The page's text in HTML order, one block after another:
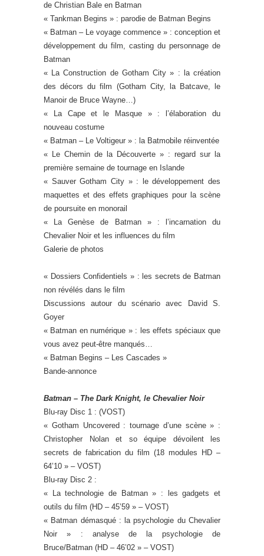
de Christian Bale en Batman
« Tankman Begins » : parodie de Batman Begins
« Batman – Le voyage commence » : conception et
développement du film, casting du personnage de
Batman
« La Construction de Gotham City » : la création
des décors du film (Gotham City, la Batcave, le
Manoir de Bruce Wayne…)
« La Cape et le Masque » : l’élaboration du
nouveau costume
« Batman – Le Voltigeur » : la Batmobile réinventée
« Le Chemin de la Découverte » : regard sur la
première semaine de tournage en Islande
« Sauver Gotham City » : le développement des
maquettes et des effets graphiques pour la scène
de poursuite en monorail
« La Genèse de Batman » : l’incarnation du
Chevalier Noir et les influences du film
Galerie de photos
« Dossiers Confidentiels » : les secrets de Batman
non révélés dans le film
Discussions autour du scénario avec David S.
Goyer
« Batman en numérique » : les effets spéciaux que
vous avez peut-être manqués…
« Batman Begins – Les Cascades »
Bande-annonce
Batman – The Dark Knight, le Chevalier Noir
Blu-ray Disc 1 : (VOST)
« Gotham Uncovered : tournage d’une scène » :
Christopher Nolan et so équipe dévoilent les
secrets de fabrication du film (18 modules HD –
64’10 » – VOST)
Blu-ray Disc 2 :
« La technologie de Batman » : les gadgets et
outils du film (HD – 45’59 » – VOST)
« Batman démasqué : la psychologie du Chevalier
Noir » : analyse de la psychologie de
Bruce/Batman (HD – 46’02 » – VOST)